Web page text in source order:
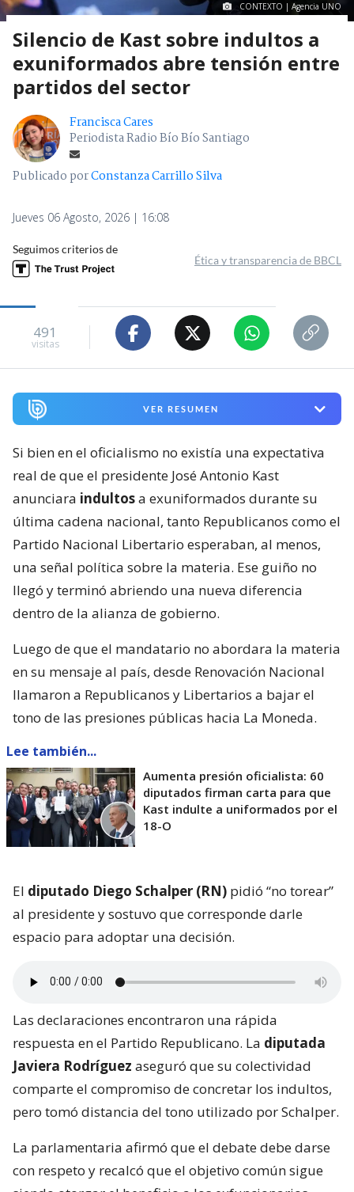
CONTEXTO | Agencia UNO
Silencio de Kast sobre indultos a
exuniformados abre tensión entre
partidos del sector
Francisca Cares
Periodista Radio Bío Bío Santiago
Publicado porConstanza Carrillo Silva
Jueves 06 Agosto, 2026 | 16:08
Seguimos criterios de
Ética y transparencia de BBCL
491
visitas
VER RESUMEN
Si bien en el oficialismo no existía una expectativa
real de que el presidente José Antonio Kast
anunciara indultosa exuniformados durante su
última cadena nacional, tanto Republicanos como el
Partido Nacional Libertario esperaban, al menos,
una señal política sobre la materia. Ese guiño no
llegó y terminó abriendo una nueva diferencia
dentro de la alianza de gobierno.
Luego de que el mandatario no abordara la materia
en su mensaje al país, desde Renovación Nacional
llamaron a Republicanos y Libertarios a bajar el
tono de las presiones públicas hacia La Moneda.
Lee también...
Aumenta presión oficialista: 60
diputados firman carta para que
Kast indulte a uniformados por el
18-O
El diputado Diego Schalper (RN) pidió “no torear”
al presidente y sostuvo que corresponde darle
espacio para adoptar una decisión.
Las declaraciones encontraron una rápida
respuesta en el Partido Republicano. La diputada
Javiera Rodríguez aseguró que su colectividad
comparte el compromiso de concretar los indultos,
pero tomó distancia del tono utilizado por Schalper.
La parlamentaria afirmó que el debate debe darse
con respeto y recalcó que el objetivo común sigue